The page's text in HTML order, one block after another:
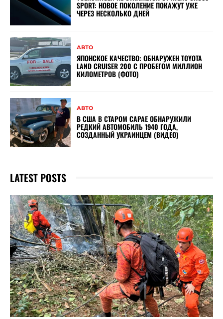
SPORT: НОВОЕ ПОКОЛЕНИЕ ПОКАЖУТ УЖЕ
ЧЕРЕЗ НЕСКОЛЬКО ДНЕЙ
АВТО
ЯПОНСКОЕ КАЧЕСТВО: ОБНАРУЖЕН TOYOTA
LAND CRUISER 200 С ПРОБЕГОМ МИЛЛИОН
КИЛОМЕТРОВ (ФОТО)
АВТО
В США В СТАРОМ САРАЕ ОБНАРУЖИЛИ
РЕДКИЙ АВТОМОБИЛЬ 1940 ГОДА,
СОЗДАННЫЙ УКРАИНЦЕМ (ВИДЕО)
LATEST POSTS